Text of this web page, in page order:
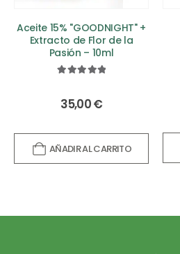
Aceite 15% "GOODNIGHT" +
Extracto de Flor de la
Pasión – 10ml
35,00€
AÑADIR AL CARRITO